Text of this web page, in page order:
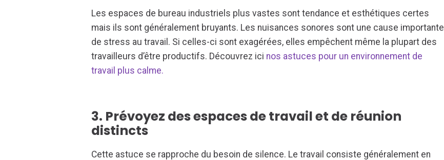
Les espaces de bureau industriels plus vastes sont tendance et esthétiques certes
mais ils sont généralement bruyants. Les nuisances sonores sont une cause importante
de stress au travail. Si celles-ci sont exagérées, elles empêchent même la plupart des
travailleurs d’être productifs. Découvrez ici nos astuces pour un environnement de
travail plus calme.
3. Prévoyez des espaces de travail et de réunion
distincts
Cette astuce se rapproche du besoin de silence. Le travail consiste généralement en